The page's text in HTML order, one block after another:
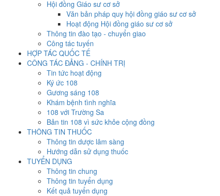
Hội đồng Giáo sư cơ sở
Văn bản pháp quy hội đồng giáo sư cơ sở
Hoạt động Hội đồng giáo sư cơ sở
Thông tin đào tạo - chuyển giao
Công tác tuyến
HỢP TÁC QUỐC TẾ
CÔNG TÁC ĐẢNG - CHÍNH TRỊ
Tin tức hoạt động
Ký ức 108
Gương sáng 108
Khám bệnh tình nghĩa
108 với Trường Sa
Bản tin 108 vì sức khỏe cộng đồng
THÔNG TIN THUỐC
Thông tin dược lâm sàng
Hướng dẫn sử dụng thuốc
TUYỂN DỤNG
Thông tin chung
Thông tin tuyển dụng
Kết quả tuyển dụng